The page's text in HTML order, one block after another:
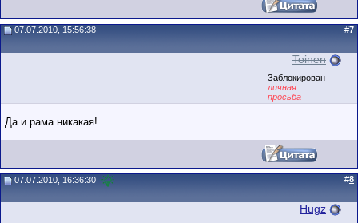
07.07.2010, 15:56:38 #7
Toinen
Заблокирован
личная
просьба
Да и рама никакая!
07.07.2010, 16:36:30 #8
Hugz